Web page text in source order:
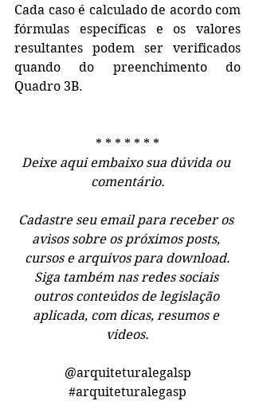
Cada caso é calculado de acordo com
fórmulas específicas e os valores
resultantes podem ser verificados
quando do preenchimento do
Quadro 3B.
* * * * * * *
Deixe aqui embaixo sua dúvida ou
comentário.
Cadastre seu email para receber os
avisos sobre os próximos posts,
cursos e arquivos para download.
Siga também nas redes sociais
outros conteúdos de legislação
aplicada, com dicas, resumos e
videos.
@arquiteturalegalsp
#arquiteturalegasp